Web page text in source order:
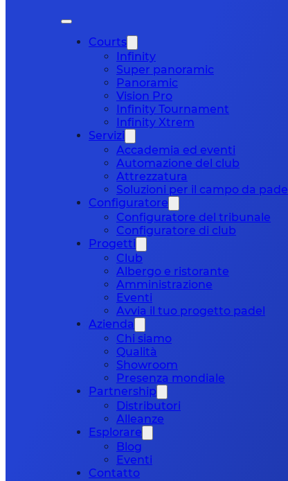
Courts
Infinity
Super panoramic
Panoramic
Vision Pro
Infinity Tournament
Infinity Xtrem
Servizi
Accademia ed eventi
Automazione del club
Attrezzatura
Soluzioni per il campo da padel
Configuratore
Configuratore del tribunale
Configuratore di club
Progetti
Club
Albergo e ristorante
Amministrazione
Eventi
Avvia il tuo progetto padel
Azienda
Chi siamo
Qualità
Showroom
Presenza mondiale
Partnership
Distributori
Alleanze
Esplorare
Blog
Eventi
Contatto